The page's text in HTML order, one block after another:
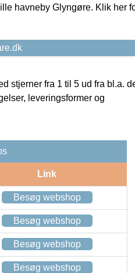
havneby Glyngøre. Klik her
stjerner fra 1 til 5 ud fra bl.a.
leveringsformer og
Link
Besøg webshop
Besøg webshop
Besøg webshop
Besøg webshop